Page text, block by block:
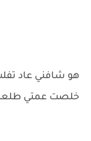
هو شافني عاد
خلصت عمتي